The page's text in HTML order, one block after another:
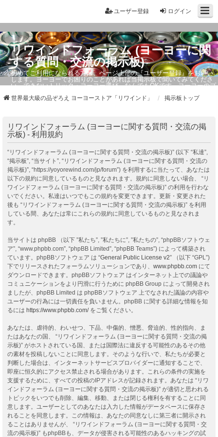
ログイン
ユーザー登録
リワインドフォーラム (ヨーヨーに関
する質問・交流の掲示板)
初めてご利用になられる方は、ページ上部の『ユーザー登録』をお願い
します。ヨーヨーでお困りのことがあれば当掲示板で聞いてみてくださ
い。できないトリック・ヨーヨー選び、なんでもOKです。ヨーヨーのプ
世界最大級の品ぞろえ ヨーヨーストア「リワインド」 掲示板トップ
リワインドフォーラム (ヨーヨーに関する質問・交流の掲
示板) - 利用規約
“リワインドフォーラム (ヨーヨーに関する質問・交流の掲示板)” (以下 “私達”,
“掲示板”, “当サイト”, “リワインドフォーラム (ヨーヨーに関する質問・交流の
掲示板)”, “https://yoyorewind.com/jp/forum”) を利用するに当たって、あなたは
以下の規約に同意しているものと見なされます。規約に同意しない場合、 “リ
ワインドフォーラム (ヨーヨーに関する質問・交流の掲示板)” の利用を行わな
いでください。私達はいつでもこの規約を変更できます。更新・変更された
後も “リワインドフォーラム (ヨーヨーに関する質問・交流の掲示板)” を利用
している間、あなたは常にこれらの規約に同意しているものと見なされま
す。
当サイトは phpBB （以下 ”私たち”, ”私たちに”, ”私たちの”, “phpBBソフトウェ
ア”, “www.phpbb.com”, “phpBB Limited”, “phpBB Teams”) によって構築され
ています。phpBBソフトウェア は “General Public License v2” （以下 “GPL”)
下でリリースされたフォーラムソリューションであり、 www.phpbb.com にて
ダウンロードできます。phpBBソフトウェア はインターネット上での議論や
コミュニケーションをより円滑に行うために phpBB Group によって開発され
ましたが、phpBB Limited は phpBBソフトウェア 上でなされた議論の内容や
ユーザーの行為には一切責任を負いません。phpBB に関する詳細な情報を知
るには https://www.phpbb.com/をご覧ください。
あなたは、虐待的、わいせつ、下品、中傷的、憎悪、脅迫的、性的指向、ま
たはあなたの国、 “リワインドフォーラム (ヨーヨーに関する質問・交流の掲
示板)” がホストされている国、または国際法に違反する可能性のあるその他
の素材を投稿しないことに同意します。そのような行いで、私たちが必要と
判断した場合は、インターネットサービスプロバイダーに通知することで、
即座に恒久的にアクセス禁止される場合があります。これらの条件の実施を
支援するために、すべての投稿のIPアドレスが記録されます。あなたは “リワ
インドフォーラム (ヨーヨーに関する質問・交流の掲示板)” が適切と思われる
トピックをいつでも削除、編集、移動、または閉じる権利を有することに同
意します。ユーザーとしてのあなたは入力した情報がデータベースに保存さ
れることを同意します。この情報は、あなたの同意なしに第三者に開示され
ることはありませんが、 “リワインドフォーラム (ヨーヨーに関する質問・交
流の掲示板)” もphpBBも、データが侵害される可能性のあるハッキングの試